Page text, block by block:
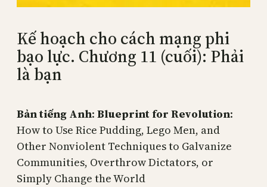
Kế hoạch cho cách mạng phi
bạo lực. Chương 11 (cuối): Phải
là bạn
Bản tiếng Anh: Blueprint for Revolution:
How to Use Rice Pudding, Lego Men, and
Other Nonviolent Techniques to Galvanize
Communities, Overthrow Dictators, or
Simply Change the World